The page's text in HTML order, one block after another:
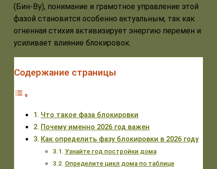
(Бин-Ву), понимание и грамотное управление этой
фазой становится особенно актуальным, так как
огненная стихия активизирует энергию перемен и
усиливает влияние блокировок.
Содержание страницы
Что такое фаза блокировки
Почему именно 2026 год важен
Как определить фазу блокировки в 2026 году
Узнайте год постройки дома
Определите цикл дома по таблице